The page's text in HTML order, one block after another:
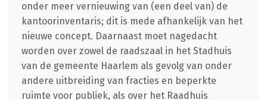
onder meer vernieuwing van (een deel van) de
kantoorinventaris; dit is mede afhankelijk van het
nieuwe concept. Daarnaast moet nagedacht
worden over zowel de raadszaal in het Stadhuis
van de gemeente Haarlem als gevolg van onder
andere uitbreiding van fracties en beperkte
ruimte voor publiek, als over het Raadhuis